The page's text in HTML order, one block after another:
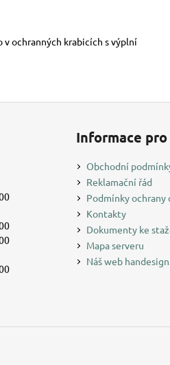
v ochranných krabicích s výplní
Informace pro
Obchodní
Reklamační řád
Podmínky ochrany
Kontakty
Dokumenty ke
Mapa serveru
Náš web